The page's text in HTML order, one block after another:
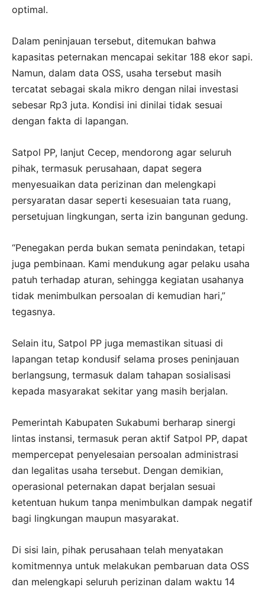
optimal.
Dalam peninjauan tersebut, ditemukan bahwa
kapasitas peternakan mencapai sekitar 188 ekor sapi.
Namun, dalam data OSS, usaha tersebut masih
tercatat sebagai skala mikro dengan nilai investasi
sebesar Rp3 juta. Kondisi ini dinilai tidak sesuai
dengan fakta di lapangan.
Satpol PP, lanjut Cecep, mendorong agar seluruh
pihak, termasuk perusahaan, dapat segera
menyesuaikan data perizinan dan melengkapi
persyaratan dasar seperti kesesuaian tata ruang,
persetujuan lingkungan, serta izin bangunan gedung.
“Penegakan perda bukan semata penindakan, tetapi
juga pembinaan. Kami mendukung agar pelaku usaha
patuh terhadap aturan, sehingga kegiatan usahanya
tidak menimbulkan persoalan di kemudian hari,”
tegasnya.
Selain itu, Satpol PP juga memastikan situasi di
lapangan tetap kondusif selama proses peninjauan
berlangsung, termasuk dalam tahapan sosialisasi
kepada masyarakat sekitar yang masih berjalan.
Pemerintah Kabupaten Sukabumi berharap sinergi
lintas instansi, termasuk peran aktif Satpol PP, dapat
mempercepat penyelesaian persoalan administrasi
dan legalitas usaha tersebut. Dengan demikian,
operasional peternakan dapat berjalan sesuai
ketentuan hukum tanpa menimbulkan dampak negatif
bagi lingkungan maupun masyarakat.
Di sisi lain, pihak perusahaan telah menyatakan
komitmennya untuk melakukan pembaruan data OSS
dan melengkapi seluruh perizinan dalam waktu 14